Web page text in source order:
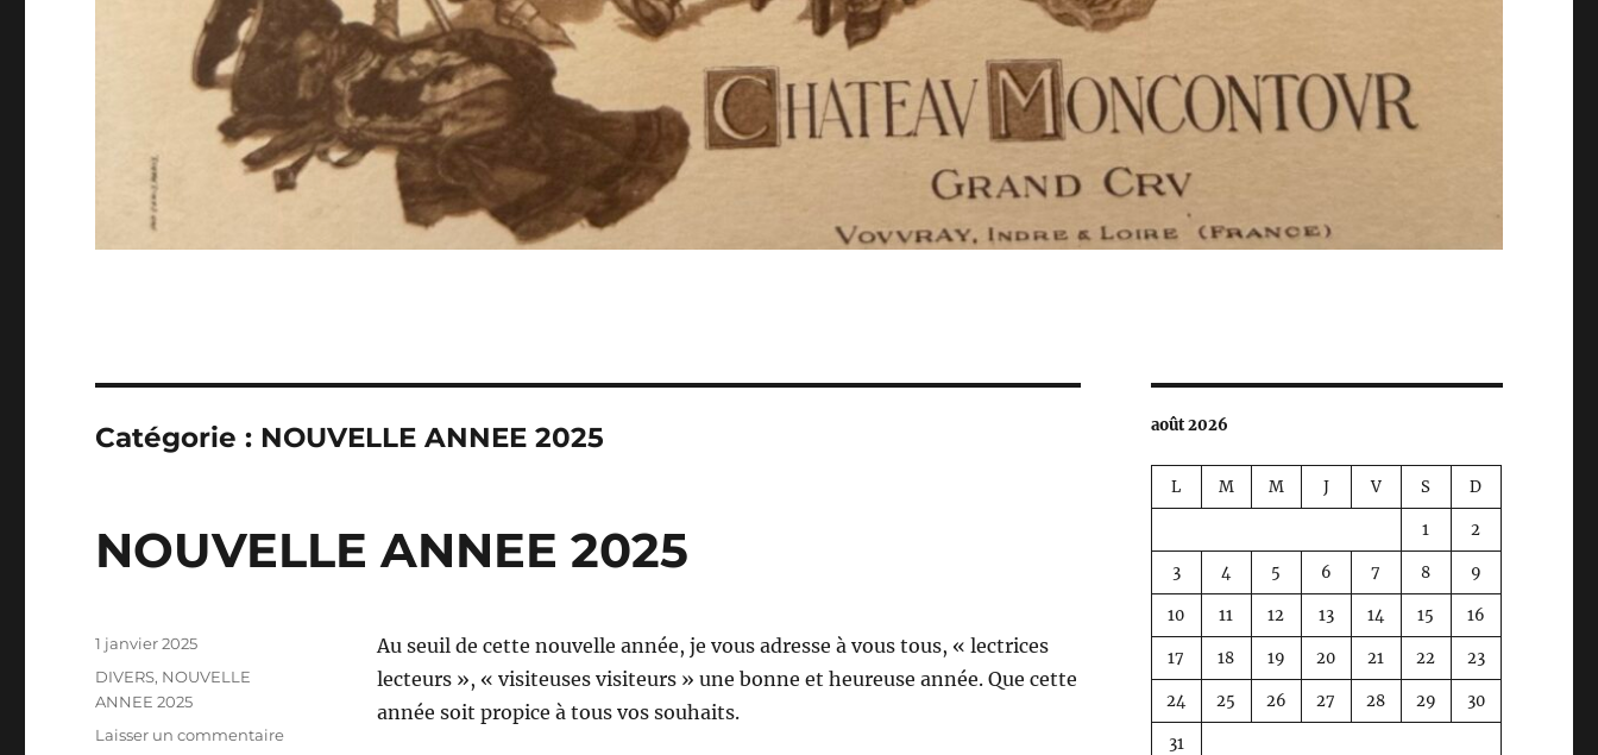
Catégorie : NOUVELLE ANNEE 2025
NOUVELLE ANNEE 2025
Au seuil de cette nouvelle année, je vous adresse à vous tous, « lectrices
lecteurs », « visiteuses visiteurs » une bonne et heureuse année. Que cette
année soit propice à tous vos souhaits.
Publié
1 janvier 2025
Catégories
DIVERS, NOUVELLE
ANNEE 2025
Laisser un commentairesur
août 2026
L M M J V S D
1 2
3 4 5 6 7 8 9
10 11 12 13 14 15 16
17 18 19 20 21 22 23
24 25 26 27 28 29 30
31